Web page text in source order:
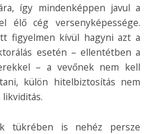
így mindenképpen javul a
élő cég versenyképessége.
figyelmen kívül hagyni azt a
esetén – ellentétben a
– a vevőnek nem kell
külön hitelbiztosítás nem
likviditás.
tükrében is nehéz persze